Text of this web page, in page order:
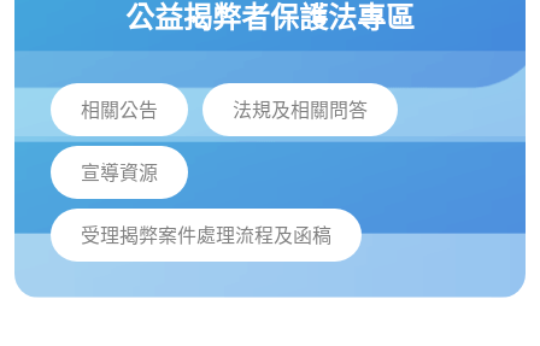
公益揭弊者保護法專區
相關公告 法規及相關問答
宣導資源
受理揭弊案件處理流程及函稿